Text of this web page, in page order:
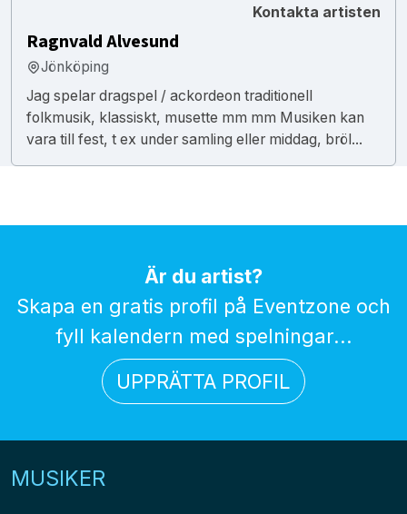
Kontakta artisten
Ragnvald Alvesund
Jönköping
Jag spelar dragspel / ackordeon traditionell
folkmusik, klassiskt, musette mm mm Musiken kan
vara till fest, t ex under samling eller middag, bröl...
Är du artist?
Skapa en gratis profil på Eventzone och
fyll kalendern med spelningar...
UPPRÄTTA PROFIL
MUSIKER